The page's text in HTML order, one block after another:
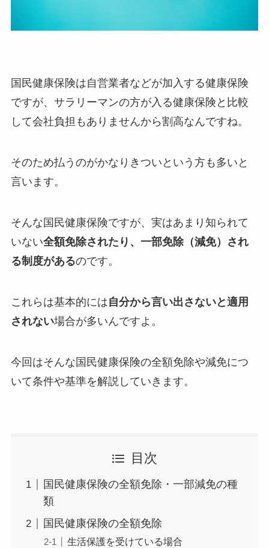
国民健康保険は自営業者などが加入する健康保険
ですが、サラリーマンの方が入る健康保険と比較
して会社負担もありませんから割高なんですね。
そのため払うのがかなりきついという方も多いと
言います。
そんな国民健康保険ですが、実はあまり知られて
いない全額免除されたり、一部免除（減免）され
る制度があるのです。
これらは基本的には自分から言い出さないと適用
されない場合が多いんですよ。
今回はそんな国民健康保険の全額免除や減免につ
いて条件や基準を解説していきます。
目次
国民健康保険の全額免除・一部減免の種
類
国民健康保険の全額免除
生活保護を受けている場合